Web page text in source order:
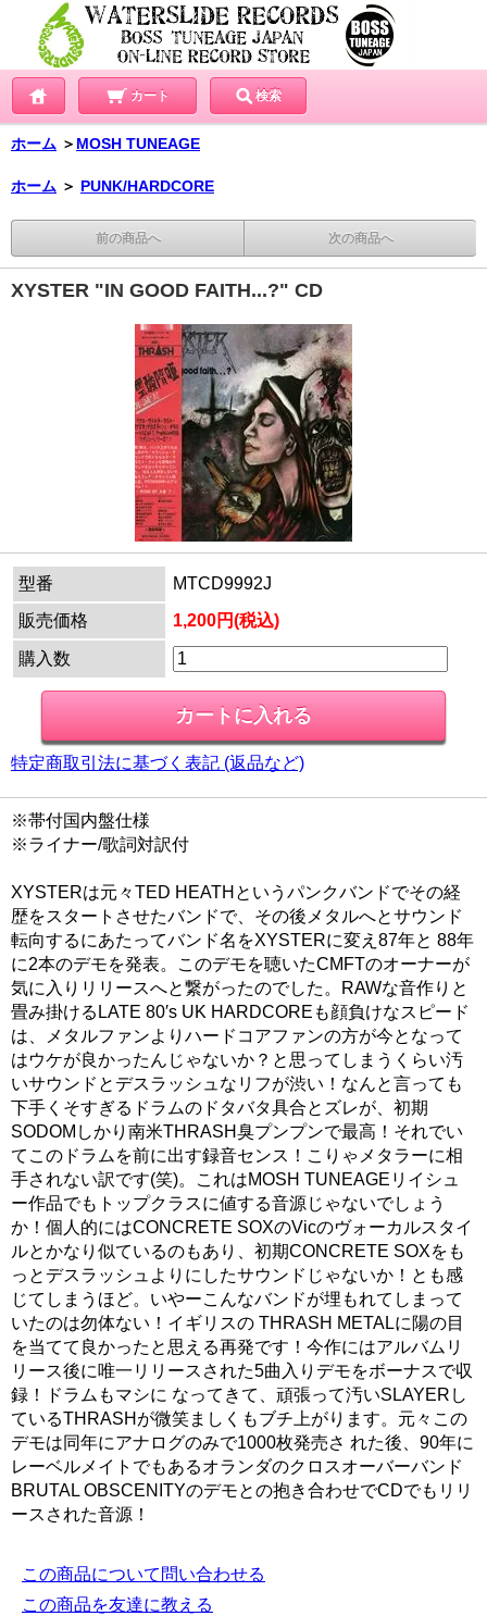
カート 検索
ホーム ＞ MOSH TUNEAGE
ホーム ＞ PUNK/HARDCORE
前の商品へ 次の商品へ
XYSTER "IN GOOD FAITH...?" CD
型番
MTCD9992J
販売価格
1,200円(税込)
購入数
特定商取引法に基づく表記 (返品など)
※帯付国内盤仕様
※ライナー/歌詞対訳付
XYSTERは元々TED HEATHというパンクバンドでその経
歴をスタートさせたバンドで、その後メタルへとサウンド
転向するにあたってバンド名をXYSTERに変え87年と 88年
に2本のデモを発表。このデモを聴いたCMFTのオーナーが
気に入りリリースへと繋がったのでした。RAWな音作りと
畳み掛けるLATE 80′s UK HARDCOREも顔負けなスピード
は、メタルファンよりハードコアファンの方が今となって
はウケが良かったんじゃないか？と思ってしまうくらい汚
いサウンドとデスラッシュなリフが渋い！なんと言っても
下手くそすぎるドラムのドタバタ具合とズレが、初期
SODOMしかり南米THRASH臭プンプンで最高！それでい
てこのドラムを前に出す録音センス！こりゃメタラーに相
手されない訳です(笑)。これはMOSH TUNEAGEリイシュ
ー作品でもトップクラスに値する音源じゃないでしょう
か！個人的にはCONCRETE SOXのVicのヴォーカルスタイ
ルとかなり似ているのもあり、初期CONCRETE SOXをも
っとデスラッシュよりにしたサウンドじゃないか！とも感
じてしまうほど。いやーこんなバンドが埋もれてしまって
いたのは勿体ない！イギリスの THRASH METALに陽の目
を当てて良かったと思える再発です！今作にはアルバムリ
リース後に唯一リリースされた5曲入りデモをボーナスで収
録！ドラムもマシに なってきて、頑張って汚いSLAYERし
ているTHRASHが微笑ましくもブチ上がります。元々この
デモは同年にアナログのみで1000枚発売さ れた後、90年に
レーベルメイトでもあるオランダのクロスオーバーバンド
BRUTAL OBSCENITYのデモとの抱き合わせでCDでもリリ
ースされた音源！
この商品について問い合わせる
この商品を友達に教える